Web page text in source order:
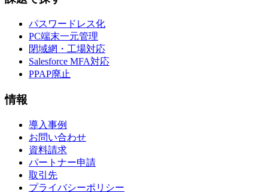
パスワードレス化
PC端末一元管理
閉域網・工場対応
Salesforce MFA対応
PPAP廃止
情報
導入事例
お問い合わせ
資料請求
パートナー申請
取引先
プライバシーポリシー